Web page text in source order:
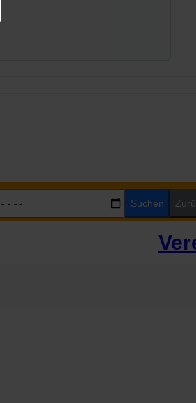
Suchen